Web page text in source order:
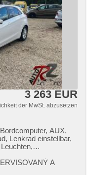
3 263 EUR
der MwSt. abzusetzen
AUX,
Lenkrad einstellbar,
CD-
A